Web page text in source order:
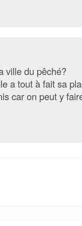
ville du pêché?
a tout à fait sa
car on peut y